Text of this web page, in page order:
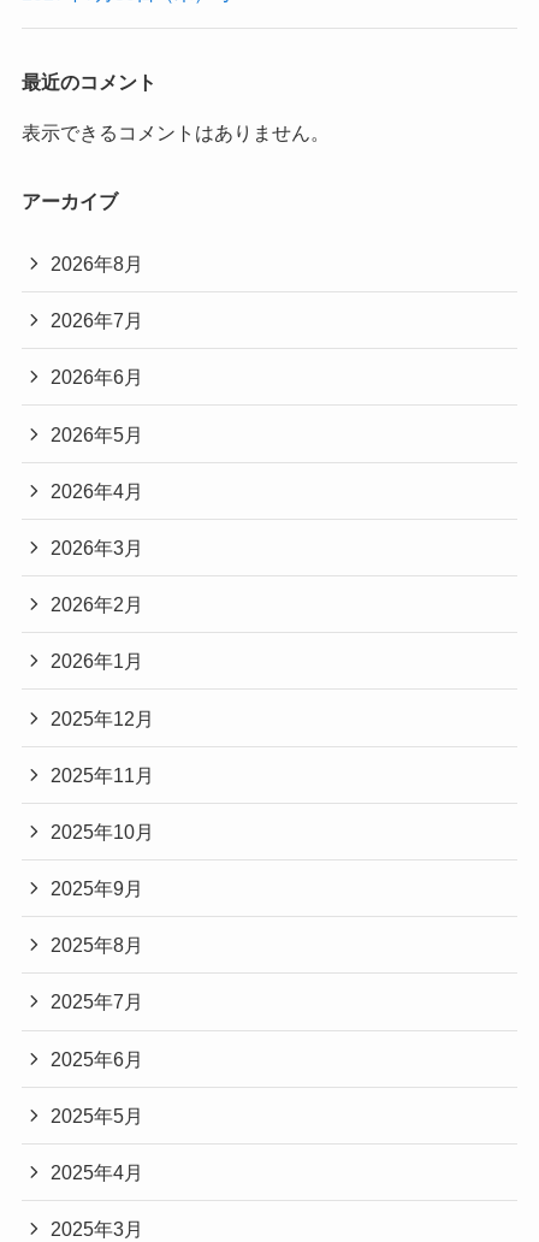
最近のコメント
表示できるコメントはありません。
アーカイブ
2026年8月
2026年7月
2026年6月
2026年5月
2026年4月
2026年3月
2026年2月
2026年1月
2025年12月
2025年11月
2025年10月
2025年9月
2025年8月
2025年7月
2025年6月
2025年5月
2025年4月
2025年3月